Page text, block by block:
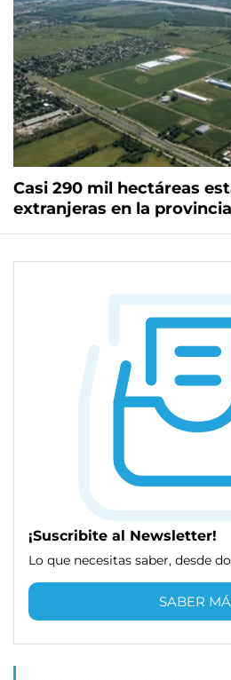
Casi 290 mil hectáreas
extranjeras en la
¡Suscribite al Newsletter!
Lo que necesitas saber, desde
SABER